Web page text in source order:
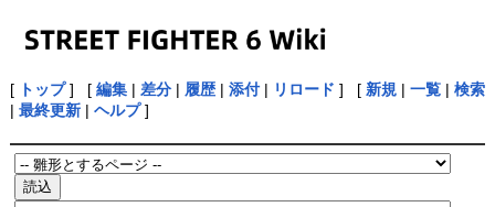
[ トップ] [ 編集| 差分| 履歴| 添付| リロード ] [ 新規| 一覧| 検索
| 最終更新| ヘルプ]